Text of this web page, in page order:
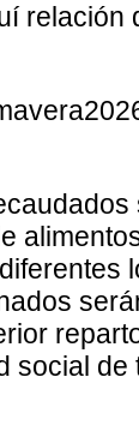
relación
social de